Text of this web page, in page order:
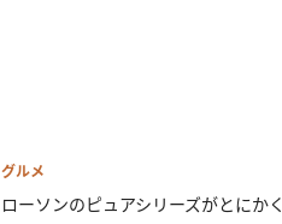
グルメ
ローソンのピュアシリーズがとにか